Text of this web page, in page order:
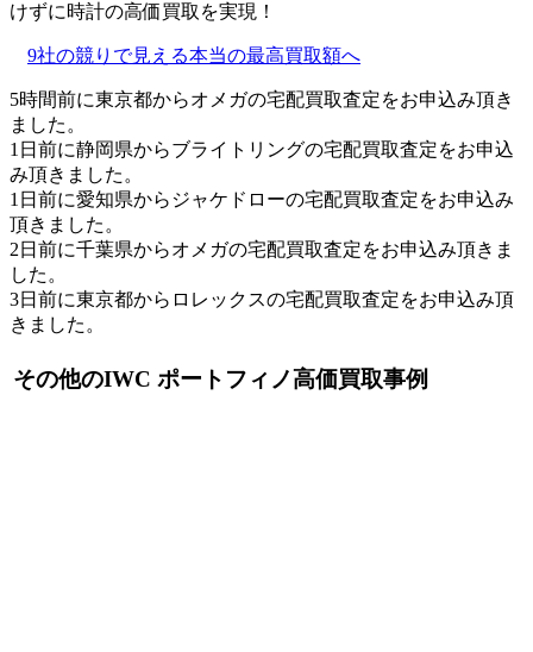
けずに時計の高価買取を実現！
9社の競りで見える本当の最高買取額へ
5時間前に東京都からオメガの宅配買取査定をお申込み頂き
ました。
1日前に静岡県からブライトリングの宅配買取査定をお申込
み頂きました。
1日前に愛知県からジャケドローの宅配買取査定をお申込み
頂きました。
2日前に千葉県からオメガの宅配買取査定をお申込み頂きま
した。
3日前に東京都からロレックスの宅配買取査定をお申込み頂
きました。
その他のIWC ポートフィノ高価買取事例